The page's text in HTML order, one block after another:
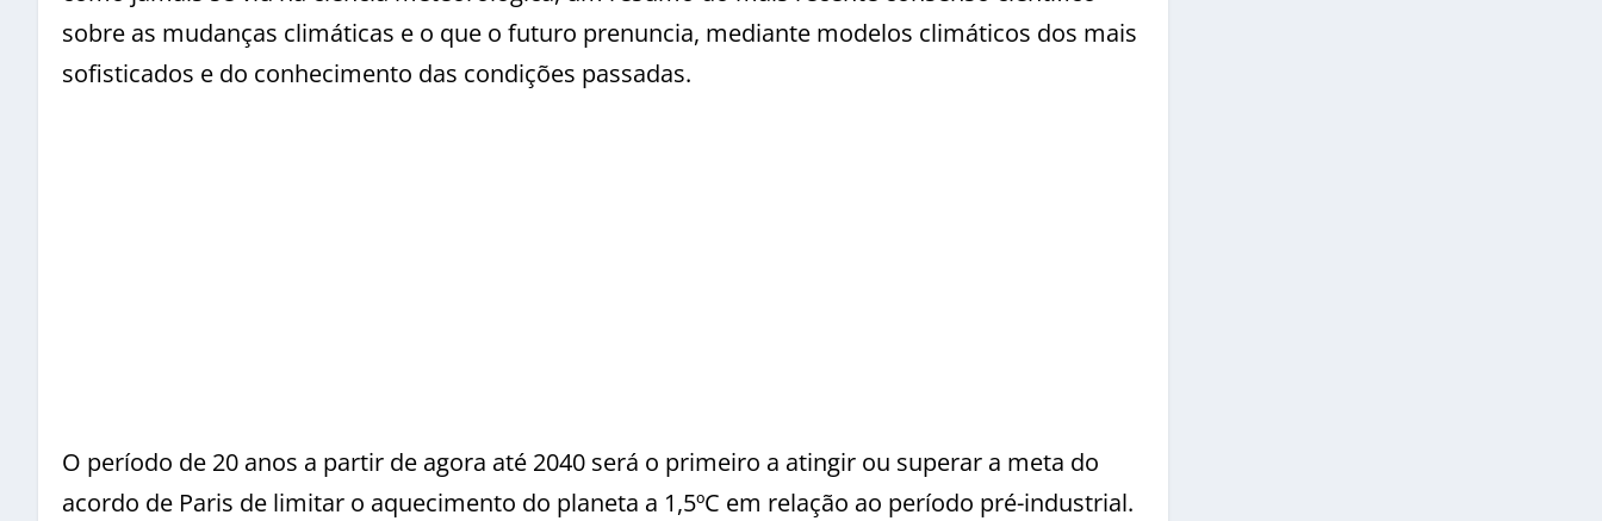
sobre as mudanças climáticas e o que o futuro prenuncia, mediante modelos climáticos dos mais
sofisticados e do conhecimento das condições passadas.
O período de 20 anos a partir de agora até 2040 será o primeiro a atingir ou superar a meta do
acordo de Paris de limitar o aquecimento do planeta a 1,5ºC em relação ao período pré-industrial.